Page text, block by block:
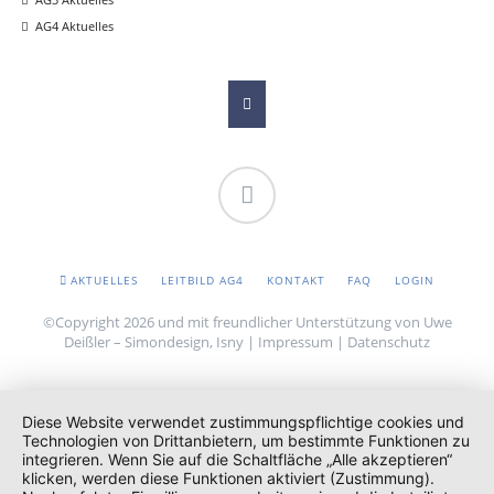
AG4 Aktuelles
NAVIGATION
ÜBERSPRINGEN
AKTUELLES LEITBILD AG4 KONTAKT FAQ LOGIN
©Copyright 2026 und mit freundlicher Unterstützung von Uwe
Deißler – Simondesign, Isny | Impressum | Datenschutz
Diese Website verwendet zustimmungspflichtige cookies und
Technologien von Drittanbietern, um bestimmte Funktionen zu
integrieren. Wenn Sie auf die Schaltfläche „Alle akzeptieren“
klicken, werden diese Funktionen aktiviert (Zustimmung).